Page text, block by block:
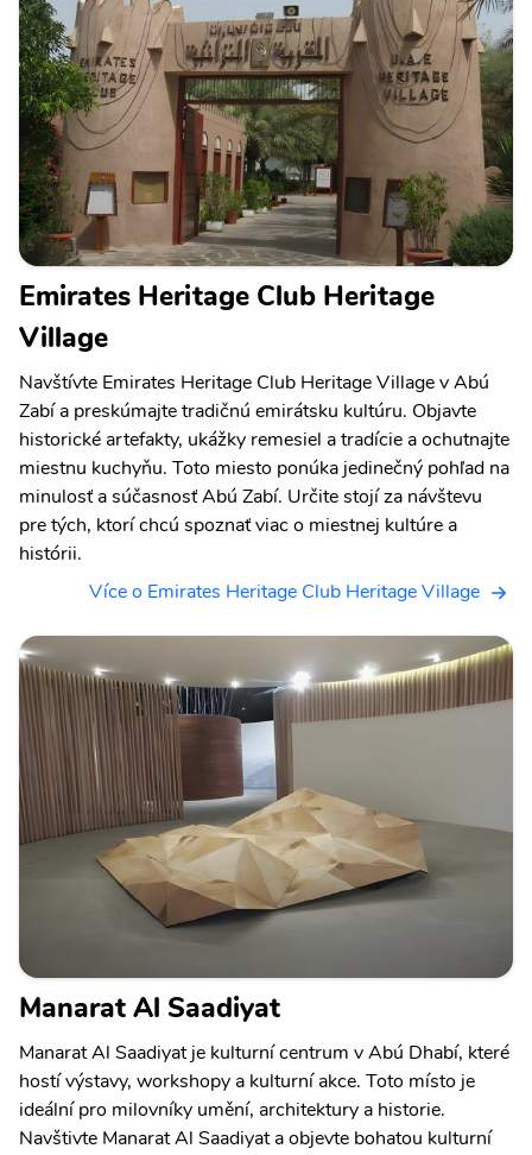
Emirates Heritage Club Heritage
Village
Navštívte Emirates Heritage Club Heritage Village v Abú
Zabí a preskúmajte tradičnú emirátsku kultúru. Objavte
historické artefakty, ukážky remesiel a tradície a ochutnajte
miestnu kuchyňu. Toto miesto ponúka jedinečný pohľad na
minulosť a súčasnosť Abú Zabí. Určite stojí za návštevu
pre tých, ktorí chcú spoznať viac o miestnej kultúre a
histórii.
Více o Emirates Heritage Club Heritage Village
Manarat Al Saadiyat
Manarat Al Saadiyat je kulturní centrum v Abú Dhabí, které
hostí výstavy, workshopy a kulturní akce. Toto místo je
ideální pro milovníky umění, architektury a historie.
Navštivte Manarat Al Saadiyat a objevte bohatou kulturní